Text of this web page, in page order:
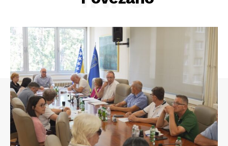
Info
O nama
Kontakt
Impressum